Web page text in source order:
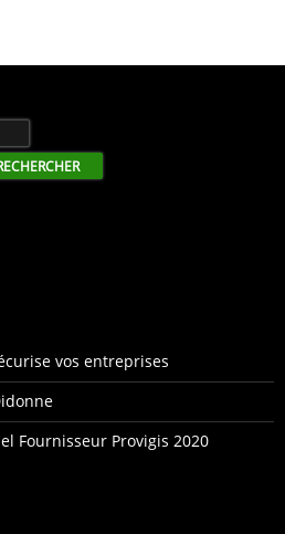
vos entreprises
Fournisseur Provigis 2020